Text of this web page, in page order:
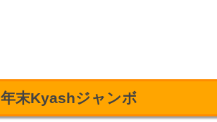
年末Kyashジャンボ